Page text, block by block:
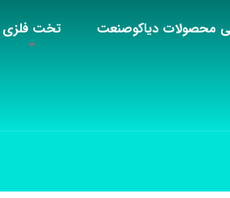
محصولات دیاکوصنعت تخت فلزی